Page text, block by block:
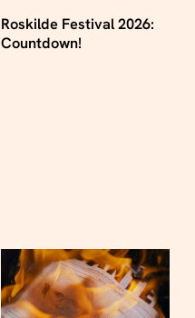
Roskilde Festival 2026:
Countdown!